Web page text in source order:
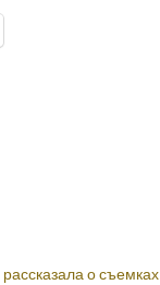
о съемках